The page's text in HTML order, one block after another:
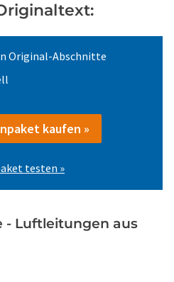
Original-Abschnitte
kaufen »
testen »
- Luftleitungen aus